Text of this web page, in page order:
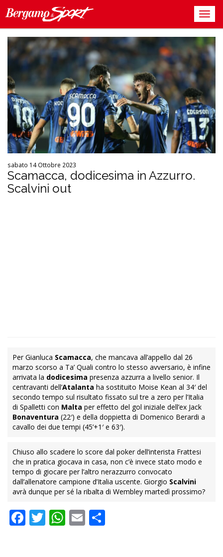
sabato 14 Ottobre 2023
Scamacca, dodicesima in Azzurro.
Scalvini out
Per Gianluca Scamacca, che mancava all’appello dal 26
marzo scorso a Ta’ Quali contro lo stesso avversario, è infine
arrivata la dodicesima presenza azzurra a livello senior. Il
centravanti dell’Atalanta ha sostituito Moise Kean al 34′ del
secondo tempo sul risultato fissato sul tre a zero per l’Italia
di Spalletti con Malta per effetto del gol iniziale dell’ex Jack
Bonaventura (22′) e della doppietta di Domenico Berardi a
cavallo dei due tempi (45’+1′ e 63′).
Chiuso allo scadere lo score dal poker dell’interista Frattesi
che in pratica giocava in casa, non c’è invece stato modo e
tempo di giocare per l’altro nerazzurro convocato
dall’allenatore campione d’Italia uscente. Giorgio Scalvini
avrà dunque per sé la ribalta di Wembley martedì prossimo?
Facebook
Twitter
WhatsApp
Email